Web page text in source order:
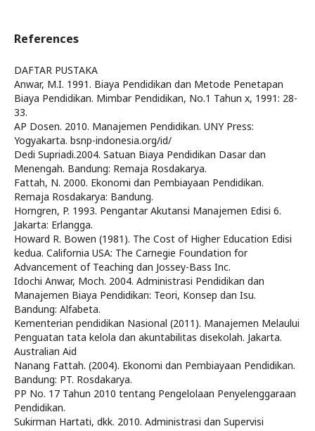
References
DAFTAR PUSTAKA
Anwar, M.I. 1991. Biaya Pendidikan dan Metode Penetapan
Biaya Pendidikan. Mimbar Pendidikan, No.1 Tahun x, 1991: 28-
33.
AP Dosen. 2010. Manajemen Pendidikan. UNY Press:
Yogyakarta. bsnp-indonesia.org/id/
Dedi Supriadi.2004. Satuan Biaya Pendidikan Dasar dan
Menengah. Bandung: Remaja Rosdakarya.
Fattah, N. 2000. Ekonomi dan Pembiayaan Pendidikan.
Remaja Rosdakarya: Bandung.
Horngren, P. 1993. Pengantar Akutansi Manajemen Edisi 6.
Jakarta: Erlangga.
Howard R. Bowen (1981). The Cost of Higher Education Edisi
kedua. California USA: The Carnegie Foundation for
Advancement of Teaching dan Jossey-Bass Inc.
Idochi Anwar, Moch. 2004. Administrasi Pendidikan dan
Manajemen Biaya Pendidikan: Teori, Konsep dan Isu.
Bandung: Alfabeta.
Kementerian pendidikan Nasional (2011). Manajemen Melaului
Penguatan tata kelola dan akuntabilitas disekolah. Jakarta.
Australian Aid
Nanang Fattah. (2004). Ekonomi dan Pembiayaan Pendidikan.
Bandung: PT. Rosdakarya.
PP No. 17 Tahun 2010 tentang Pengelolaan Penyelenggaraan
Pendidikan.
Sukirman Hartati, dkk. 2010. Administrasi dan Supervisi